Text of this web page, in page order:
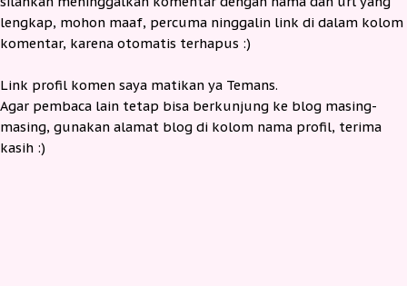
lengkap, mohon maaf, percuma ninggalin link di dalam kolom
komentar, karena otomatis terhapus :)
Link profil komen saya matikan ya Temans.
Agar pembaca lain tetap bisa berkunjung ke blog masing-
masing, gunakan alamat blog di kolom nama profil, terima
kasih :)